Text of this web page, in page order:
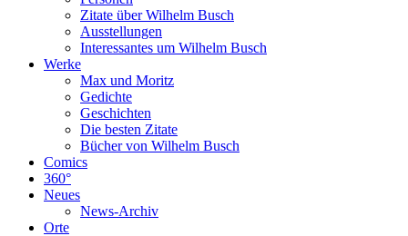
Zitate über Wilhelm Busch
Ausstellungen
Interessantes um Wilhelm Busch
Werke
Max und Moritz
Gedichte
Geschichten
Die besten Zitate
Bücher von Wilhelm Busch
Comics
360°
Neues
News-Archiv
Orte